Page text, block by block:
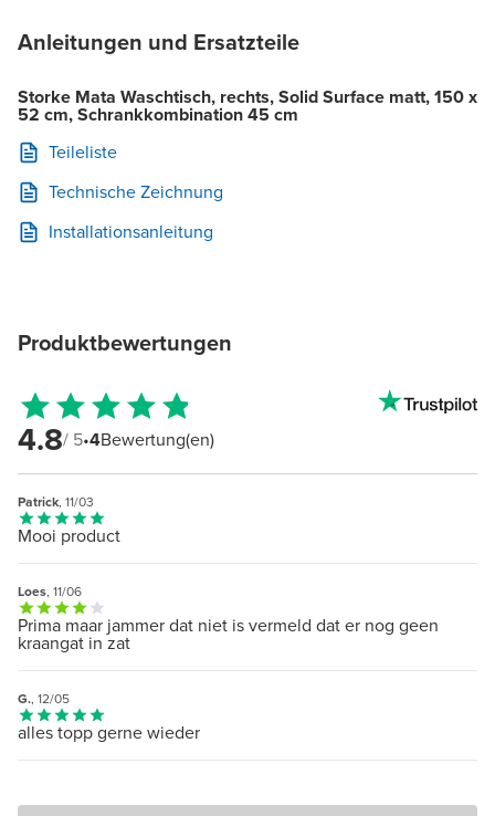
Anleitungen und Ersatzteile
Storke Mata Waschtisch, rechts, Solid Surface matt, 150 x
52 cm, Schrankkombination 45 cm
Teileliste
Technische Zeichnung
Installationsanleitung
Produktbewertungen
4.8/ 5•4Bewertung(en)
Patrick, 11/03
Mooi product
Loes, 11/06
Prima maar jammer dat niet is vermeld dat er nog geen
kraangat in zat
G., 12/05
alles topp gerne wieder